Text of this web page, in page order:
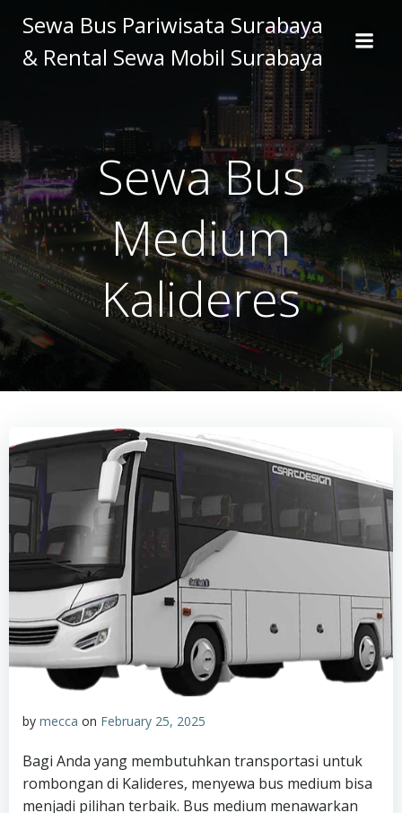
to
content
Sewa Bus Pariwisata Surabaya
& Rental Sewa Mobil Surabaya
Sewa Bus
Medium
Kalideres
by mecca on February 25, 2025
Bagi Anda yang membutuhkan transportasi untuk
rombongan di Kalideres, menyewa bus medium bisa
menjadi pilihan terbaik. Bus medium menawarkan